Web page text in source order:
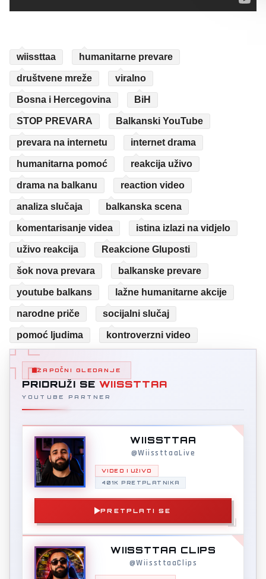
wiissttaa humanitarne prevare
društvene mreže viralno
Bosna i Hercegovina BiH
STOP PREVARA Balkanski YouTube
prevara na internetu internet drama
humanitarna pomoć reakcija uživo
drama na balkanu reaction video
analiza slučaja balkanska scena
komentarisanje videa istina izlazi na vidjelo
uživo reakcija Reakcione Gluposti
šok nova prevara balkanske prevare
youtube balkans lažne humanitarne akcije
narodne priče socijalni slučaj
pomoć ljudima kontroverzni video
ZAPOČNI GLEDANJE
PRIDRUŽI SE WIISSTTAA
YOUTUBE PARTNER
WIISSTTAA
@WiissttaaLive
VIDEO I UŽIVO
401K PRETPLATNIKA
PRETPLATI SE
WIISSTTAA CLIPS
@WiissttaaClips